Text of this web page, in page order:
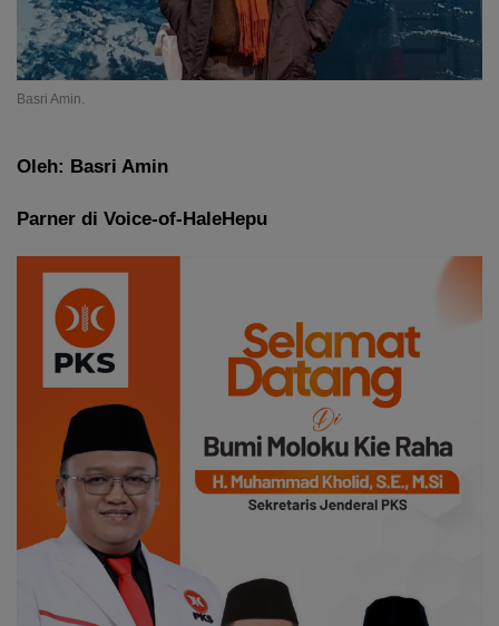
Basri Amin.
Oleh: Basri Amin
Parner di Voice-of-HaleHepu